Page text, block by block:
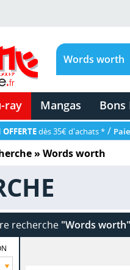
ray Mangas Bons
dès 35€ d'achats * /
» Words worth
recherche "Words worth"